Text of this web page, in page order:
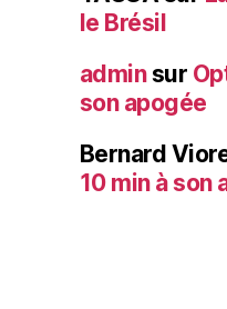
le Brésil
adminsur
son apogée
Bernard
10 min à son